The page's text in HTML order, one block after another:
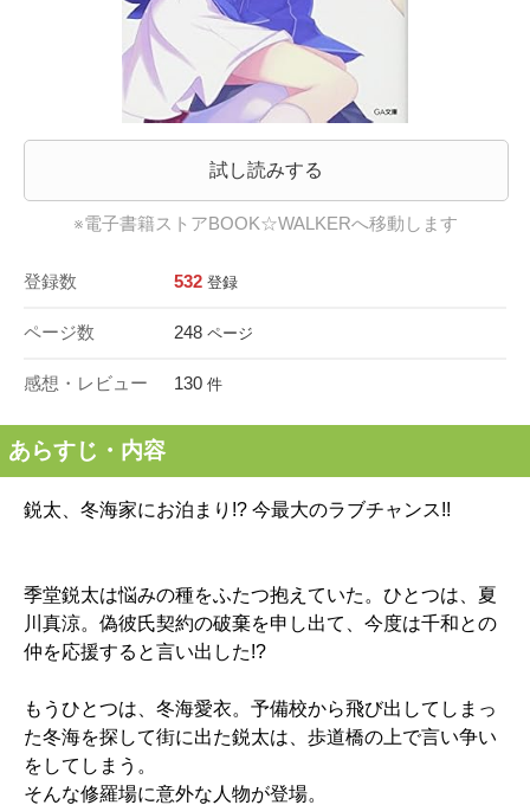
試し読みする
※電子書籍ストアBOOK☆WALKERへ移動します
登録数 532 登録
ページ数 248 ページ
感想・レビュー 130 件
あらすじ・内容
鋭太、冬海家にお泊まり!? 今最大のラブチャンス!!
季堂鋭太は悩みの種をふたつ抱えていた。ひとつは、夏
川真涼。偽彼氏契約の破棄を申し出て、今度は千和との
仲を応援すると言い出した!?
もうひとつは、冬海愛衣。予備校から飛び出してしまっ
た冬海を探して街に出た鋭太は、歩道橋の上で言い争い
をしてしまう。
そんな修羅場に意外な人物が登場。